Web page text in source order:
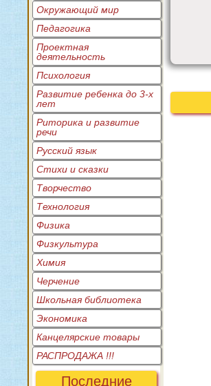
Окружающий мир
Педагогика
Проектная
деятельность
Психология
Развитие ребенка до 3-х
лет
Риторика и развитие
речи
Русский язык
Стихи и сказки
Творчество
Технология
Физика
Физкультура
Химия
Черчение
Школьная библиотека
Экономика
Канцелярские товары
РАСПРОДАЖА !!!
Последние